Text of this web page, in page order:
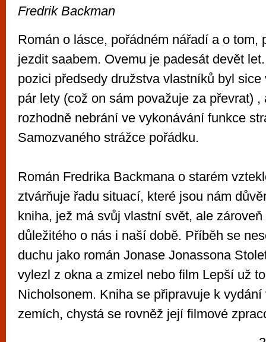
Fredrik Backman
Román o lásce, pořádném nářadí a o tom,
jezdit saabem. Ovemu je padesát devět
pozici předsedy družstva vlastníků byl
pár lety (což on sám považuje za převrat) ,
rozhodně nebrání ve vykonávání funkce
Samozvaného strážce pořádku.
Román Fredrika Backmana o starém
ztvárňuje řadu situací, které jsou nám
kniha, jež má svůj vlastní svět, ale
důležitého o nás i naší době. Příběh se
duchu jako román Jonase Jonassona
vylezl z okna a zmizel nebo film Lepší už
Nicholsonem. Kniha se připravuje k
zemích, chystá se rovněž její filmové